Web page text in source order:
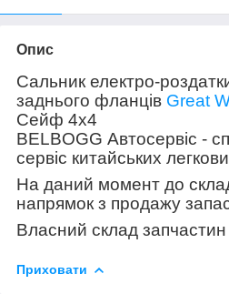
Опис
Сальник електро-
заднього фланців Great
Сейф 4х4
BELBOGG Автосервіс -
сервіс китайських
На даний момент до
напрямок з продажу
Власний склад запчастин
Приховати